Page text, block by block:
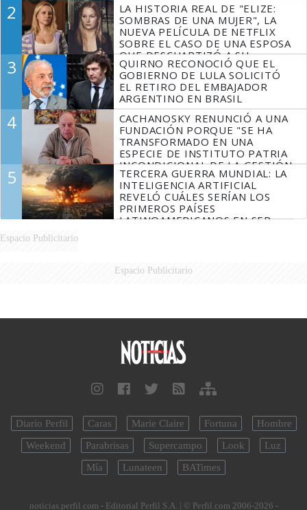
2
LA HISTORIA REAL DE "ELIZE:
SOMBRAS DE UNA MUJER", LA
NUEVA PELÍCULA DE NETFLIX
SOBRE EL CASO DE UNA ESPOSA
QUE DESCUARTIZÓ A SU
MARIDO
3
QUIRNO RECONOCIÓ QUE EL
GOBIERNO DE LULA SOLICITÓ
EL RETIRO DEL EMBAJADOR
ARGENTINO EN BRASIL
4
CACHANOSKY RENUNCIÓ A UNA
FUNDACIÓN PORQUE "SE HA
TRANSFORMADO EN UNA
ESPECIE DE INSTITUTO PATRIA
INCONDICIONAL DE LA GESTIÓN
DE MILEI"
5
TERCERA GUERRA MUNDIAL: LA
INTELIGENCIA ARTIFICIAL
REVELÓ CUÁLES SERÍAN LOS
PRIMEROS PAÍSES
LATINOAMERICANOS EN SER
Espacio Publicitario
Espacio Publicitario
Diario Perfil Caras Marie Claire Fortuna
Hombre
Weekend
Parabrisas Supercampo Look
Luz
Mía
Lunateen BATimes
noticias.perfil.com - Editorial Perfil S.A. | © Perfil.com 2006-2026 -